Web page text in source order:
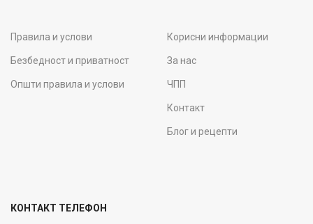
Правила и услови
Безбедност и приватност
Општи правила и услови
Корисни информации
За нас
ЧПП
Контакт
Блог и рецепти
КОНТАКТ ТЕЛЕФОН